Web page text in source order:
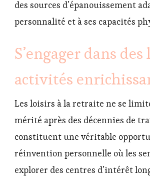
des sources d’épanouissement
personnalité et à ses capacités
S’engager dans
activités
Les loisirs à la retraite ne se
mérité après des décennies de
constituent une véritable
réinvention personnelle où les
explorer des centres d’intérêt